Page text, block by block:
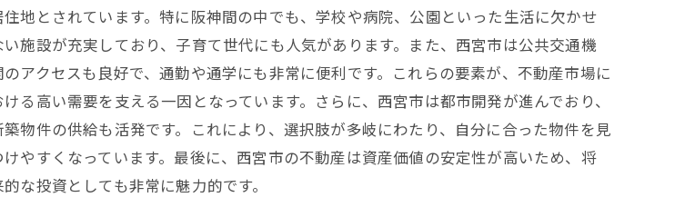
に合ったエリア選びのコツ
物件vs中古物件の選び方
を見据えたエリア選び
場動向と賢い購入のポイント
市の不動産市場の動き
と今後の予測
めの市場分析方法
住地とされています。特に阪神間の中でも、学校や病院、公園といった生活に欠かせ
い施設が充実しており、子育て世代にも人気があります。また、西宮市は公共交通機
のアクセスも良好で、通勤や通学にも非常に便利です。これらの要素が、不動産市場に
ける高い需要を支える一因となっています。さらに、西宮市は都市開発が進んでおり、
築物件の供給も活発です。これにより、選択肢が多岐にわたり、自分に合った物件を見
けやすくなっています。最後に、西宮市の不動産は資産価値の安定性が高いため、将
的な投資としても非常に魅力的です。